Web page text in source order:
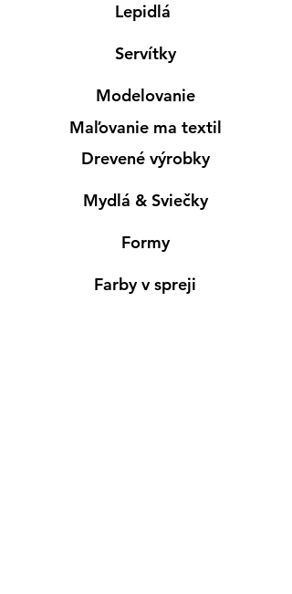
Lepidlá
Servítky
Modelovanie
Maľovanie ma textil
Drevené výrobky
Mydlá & Sviečky
Formy
Farby v spreji